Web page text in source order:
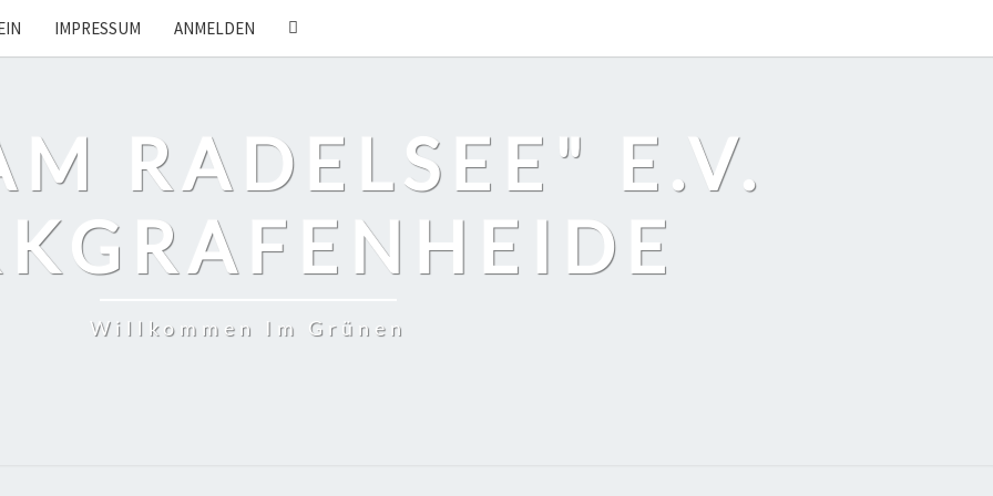
IMPRESSUM ANMELDEN
SEARCH
RADELSEE" E.V.
Willkommen Im Grünen